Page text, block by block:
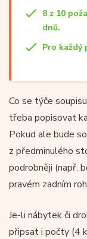
8 z 10
dnů.
Pro každý
Co se týče
třeba popisovat
Pokud ale bude
z předminulého
podrobněji (např.
pravém zadním
Je-li nábytek či
připsat i počty (4